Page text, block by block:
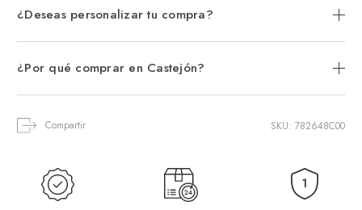
¿Deseas personalizar tu compra?
¿Por qué comprar en Castejón?
Compartir SKU: 782648C00